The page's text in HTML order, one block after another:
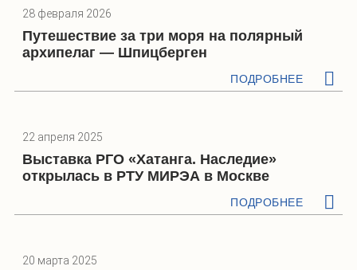
28 февраля 2026
Путешествие за три моря на полярный
архипелаг — Шпицберген
ПОДРОБНЕЕ
22 апреля 2025
Выставка РГО «Хатанга. Наследие»
открылась в РТУ МИРЭА в Москве
ПОДРОБНЕЕ
20 марта 2025